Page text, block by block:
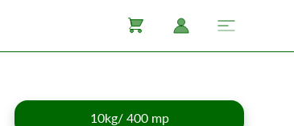
10kg/ 400 mp